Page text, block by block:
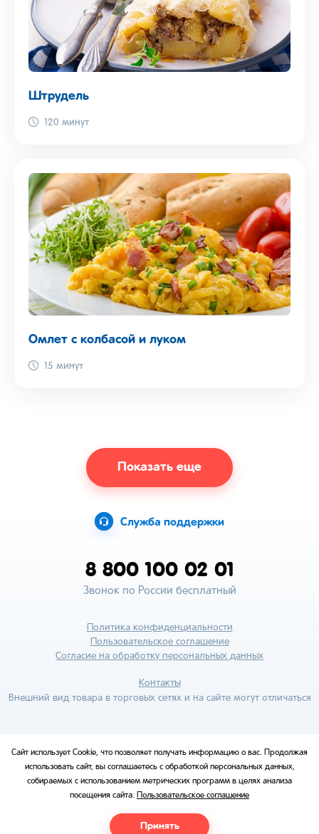
Штрудель
120 минут
Омлет с колбасой и луком
15 минут
Показать еще
Служба поддержки
8 800 100 02 01
Звонок по России бесплатный
Политика конфиденциальности
Пользовательское соглашение
Согласие на обработку персональных данных
Контакты
Внешний вид товара в торговых сетях и на сайте могут отличаться
Сайт использует Cookie, что позволяет получать информацию о вас. Продолжая
использовать сайт, вы соглашаетесь с обработкой персональных данных,
собираемых с использованием метрических программ в целях анализа
посещения сайта. Пользовательское соглашение
Принять